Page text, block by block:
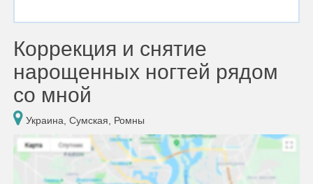
Коррекция и снятие
нарощенных ногтей рядом
со мной
Украина, Сумская, Ромны